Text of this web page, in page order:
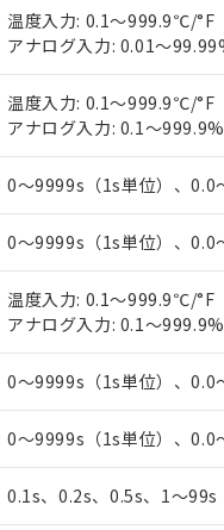
温度入力: 0.1～999.9℃/°F
アナログ入力: 0.01～
温度入力: 0.1～999.9℃/°F
アナログ入力: 0.1～
0～9999s（1s単位）、0.0
0～9999s（1s単位）、0.0
温度入力: 0.1～999.9℃/°F
アナログ入力: 0.1～
0～9999s（1s単位）、0.0
0～9999s（1s単位）、0.0
0.1s、0.2s、0.5s、1～99s
当社販売員にご相談く
オムロン制御機器販売
在庫状況および標準価
す。
マイパーツ機能（部品
ている必要があります
お客様が当ウェブサイ
※当社の共同利用者と
いる法人を指します。
※2 対応予定月
部品在庫の切り替え状況な
※3 非含有証明書ダウ
下記の非含有証明書をダウ
EU RoHS指令（10物質）
51物質の非含有証明書（当
※本証明書は発行日時点で
また、RoHS指令のフタル
混在することから備考欄に
既に当社にて対応品への在
り割愛しております。
※2 環境保護使用期限
「ｅ」：有害物質（10物質
「10」：通常の使用状況
味します。
「－」：未確認です。当社
当社は、貴社製品を第
また当社は、販売先お
たしません。
△ 一定数には満た
機器販売店・当
白